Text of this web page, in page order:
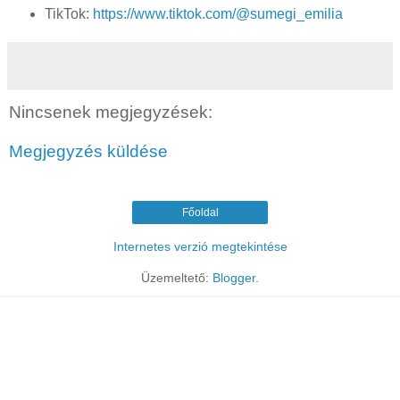
TikTok: https://www.tiktok.com/@sumegi_emilia
Nincsenek megjegyzések:
Megjegyzés küldése
Főoldal
Internetes verzió megtekintése
Üzemeltető: Blogger.